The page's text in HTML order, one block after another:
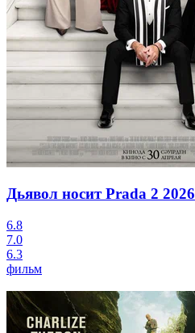
Дьявол носит Prada 2 2026
6.8
7.0
6.3
фильм